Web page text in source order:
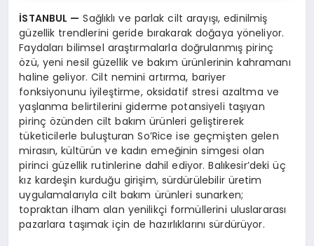
İSTANBUL — Sağlıklı ve parlak cilt arayışı, edinilmiş
güzellik trendlerini geride bırakarak doğaya yöneliyor.
Faydaları bilimsel araştırmalarla doğrulanmış pirinç
özü, yeni nesil güzellik ve bakım ürünlerinin kahramanı
haline geliyor. Cilt nemini artırma, bariyer
fonksiyonunu iyileştirme, oksidatif stresi azaltma ve
yaşlanma belirtilerini giderme potansiyeli taşıyan
pirinç özünden cilt bakım ürünleri geliştirerek
tüketicilerle buluşturan So’Rice ise geçmişten gelen
mirasın, kültürün ve kadın emeğinin simgesi olan
pirinci güzellik rutinlerine dahil ediyor. Balıkesir’deki üç
kız kardeşin kurduğu girişim, sürdürülebilir üretim
uygulamalarıyla cilt bakım ürünleri sunarken;
topraktan ilham alan yenilikçi formüllerini uluslararası
pazarlara taşımak için de hazırlıklarını sürdürüyor.